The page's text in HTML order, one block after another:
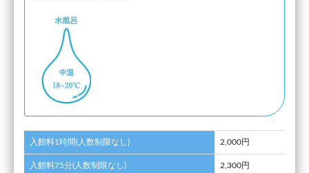
入館料1時間(人数制限なし) 2,000円
入館料75分(人数制限なし) 2,300円